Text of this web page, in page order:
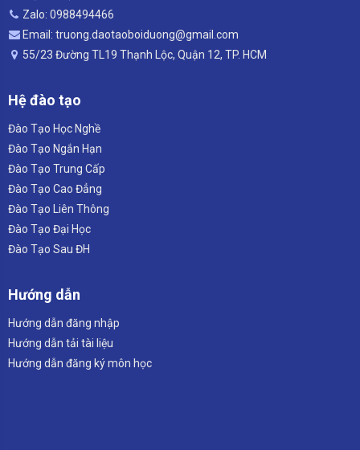
Zalo: 0988494466
Email: truong.daotaoboiduong@gmail.com
55/23 Đường TL19 Thạnh Lộc, Quận 12, TP. HCM
Hệ đào tạo
Đào Tạo Học Nghề
Đào Tạo Ngắn Hạn
Đào Tạo Trung Cấp
Đào Tạo Cao Đẳng
Đào Tạo Liên Thông
Đào Tạo Đại Học
Đào Tạo Sau ĐH
Hướng dẫn
Hướng dẫn đăng nhập
Hướng dẫn tải tài liệu
Hướng dẫn đăng ký môn học